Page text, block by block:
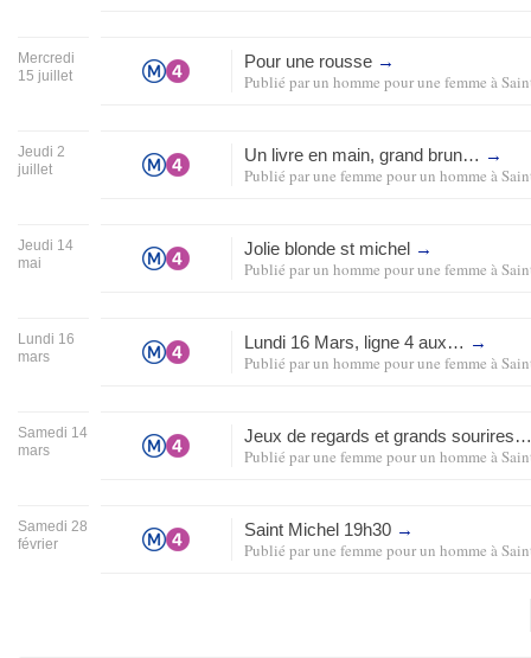
Mercredi
15 juillet
Pour une rousse →
Publié parun homme pour une femme à
Jeudi 2
juillet
Un livre en main, grand brun… →
Publié parune femme pour un homme à
Jeudi 14
mai
Jolie blonde st michel →
Publié parun homme pour une femme à
Lundi 16
mars
Lundi 16 Mars, ligne 4 aux… →
Publié parun homme pour une femme à
Samedi 14
mars
Jeux de regards et grands
Publié parune femme pour un homme à
Samedi 28
février
Saint Michel 19h30 →
Publié parune femme pour un homme à